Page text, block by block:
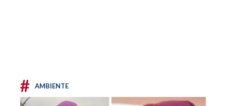
# AMBIENTE